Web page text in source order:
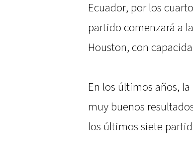
Ecuador, por los
partido comenzará a
Houston, con
En los últimos años,
muy buenos
los últimos siete